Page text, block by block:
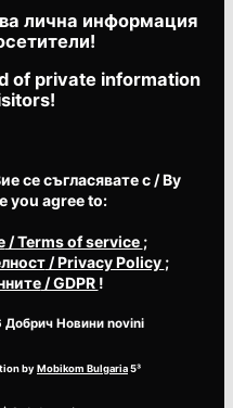
лична информация
of private information
се съгласявате с / By
you agree to:
/ Terms of service ;
/ Privacy Policy ;
/ GDPR !
Добрич Новини novini
byMobikom Bulgaria5³